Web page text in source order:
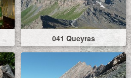
041 Queyras